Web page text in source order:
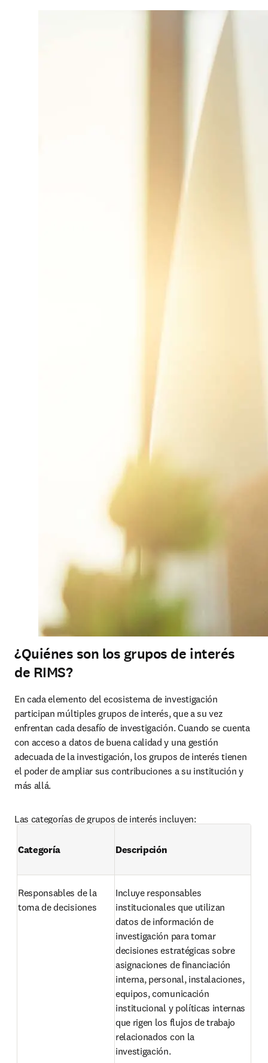
¿Quiénes son los grupos de interés
de RIMS?
En cada elemento del ecosistema de investigación
participan múltiples grupos de interés, que a su vez
enfrentan cada desafío de investigación. Cuando se cuenta
con acceso a datos de buena calidad y una gestión
adecuada de la investigación, los grupos de interés tienen
el poder de ampliar sus contribuciones a su institución y
más allá.
Las categorías de grupos de interés incluyen:
Categoría Descripción
Responsables de la
toma de decisiones
Incluye responsables
institucionales que utilizan
datos de información de
investigación para tomar
decisiones estratégicas sobre
asignaciones de financiación
interna, personal, instalaciones,
equipos, comunicación
institucional y políticas internas
que rigen los flujos de trabajo
relacionados con la
investigación.